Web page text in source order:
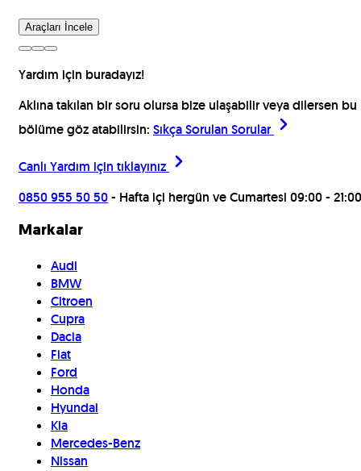
Araçları İncele
Yardım için buradayız!
Aklına takılan bir soru olursa bize ulaşabilir veya dilersen bu
bölüme göz atabilirsin: Sıkça Sorulan Sorular
Canlı Yardım için tıklayınız
0850 955 50 50- Hafta içi hergün ve Cumartesi 09:00 - 21:00
Markalar
Audi
BMW
Citroen
Cupra
Dacia
Fiat
Ford
Honda
Hyundai
Kia
Mercedes-Benz
Nissan